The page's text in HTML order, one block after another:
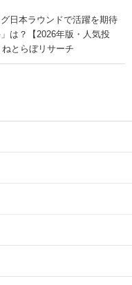
日本ラウンドで活躍を期待
は？【2026年版・人気投
とらぼリサーチ